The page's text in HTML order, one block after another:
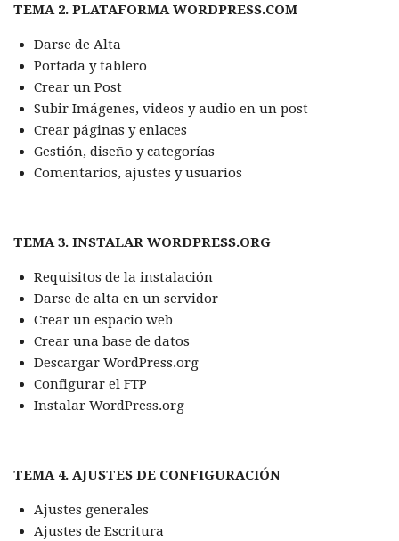
TEMA 2. PLATAFORMA WORDPRESS.COM
Darse de Alta
Portada y tablero
Crear un Post
Subir Imágenes, videos y audio en un post
Crear páginas y enlaces
Gestión, diseño y categorías
Comentarios, ajustes y usuarios
TEMA 3. INSTALAR WORDPRESS.ORG
Requisitos de la instalación
Darse de alta en un servidor
Crear un espacio web
Crear una base de datos
Descargar WordPress.org
Configurar el FTP
Instalar WordPress.org
TEMA 4. AJUSTES DE CONFIGURACIÓN
Ajustes generales
Ajustes de Escritura